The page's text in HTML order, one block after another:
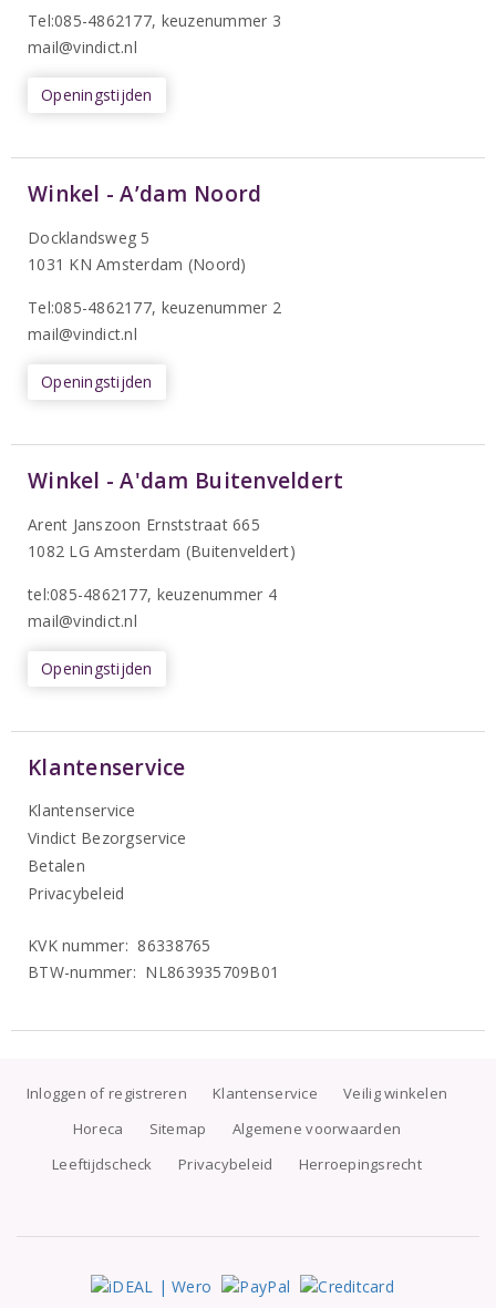
Tel:085-4862177, keuzenummer 3
mail@vindict.nl
Openingstijden
Winkel - A’dam Noord
Docklandsweg 5
1031 KN Amsterdam (Noord)
Tel:085-4862177, keuzenummer 2
mail@vindict.nl
Openingstijden
Winkel - A'dam Buitenveldert
Arent Janszoon Ernststraat 665
1082 LG Amsterdam (Buitenveldert)
tel:085-4862177, keuzenummer 4
mail@vindict.nl
Openingstijden
Klantenservice
Klantenservice
Vindict Bezorgservice
Betalen
Privacybeleid
KVK nummer: 86338765
BTW-nummer: NL863935709B01
Inloggen of registreren Klantenservice
Veilig winkelen
Horeca
Sitemap
Algemene voorwaarden
Leeftijdscheck
Privacybeleid Herroepingsrecht